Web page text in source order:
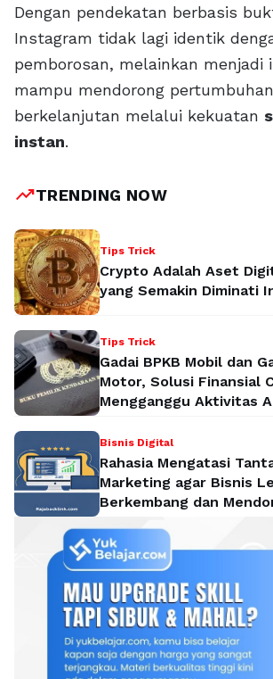
Dengan pendekatan berbasis
Instagram tidak lagi identik
pemborosan, melainkan menjadi
mampu mendorong
berkelanjutan melalui kekuatan
instan.
trending_upTRENDING NOW
Tips Trick
Crypto Adalah Aset
yang Semakin Diminati
Tips Trick
Gadai BPKB Mobil dan
Motor, Solusi Finansial
Mengganggu Aktivitas
Bisnis Digital
Rahasia Mengatasi
Marketing agar Bisnis
Berkembang dan